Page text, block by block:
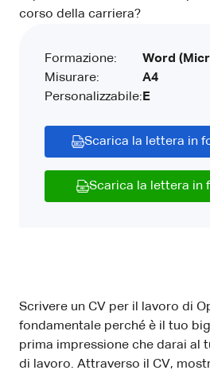
corso della carriera?
Formazione:
Misurare:
Personalizzabile:
Word
A4
E
Scarica la lettera in
Scarica la lettera in
Scrivere un CV per il lavoro di
fondamentale perché è il tuo
prima impressione che darai al
di lavoro. Attraverso il CV,